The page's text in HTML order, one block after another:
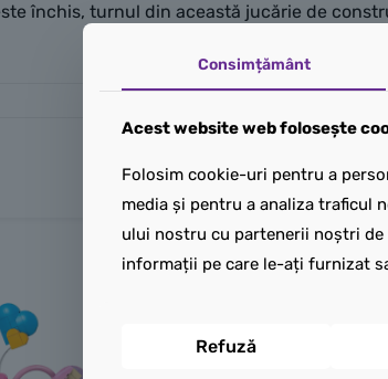
închis, turnul din această jucărie de
Consimțământ
Acest website web folosește
Folosim cookie-uri pentru a
media și pentru a analiza traficul
ului nostru cu partenerii noștri de
informații pe care le-ați furnizat
Refuză